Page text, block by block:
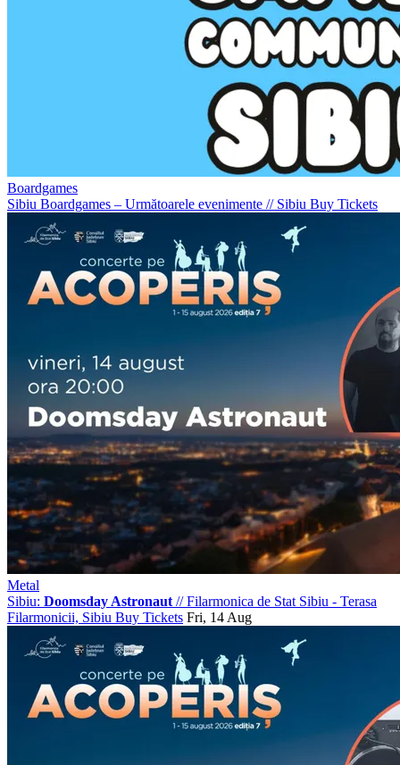
Boardgames
Sibiu Boardgames – Următoarele evenimente //Sibiu Buy Tickets
Metal
Sibiu: Doomsday Astronaut //Filarmonica de Stat Sibiu - Terasa
Filarmonicii, Sibiu Buy Tickets Fri, 14 Aug